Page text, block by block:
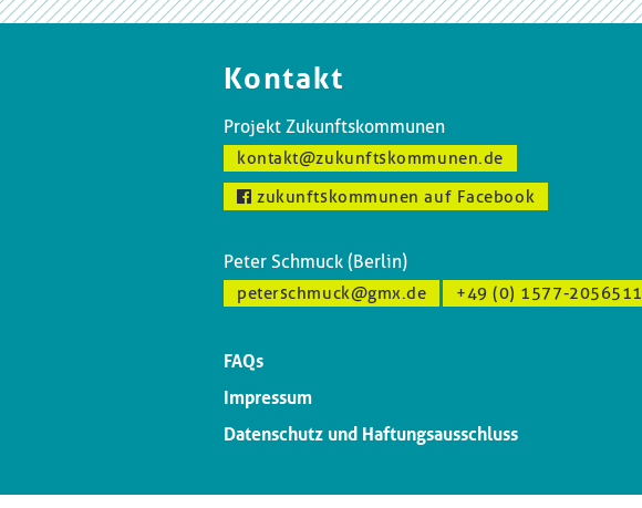
Kontakt
Projekt Zukunftskommunen
kontakt@zukunftskommunen.de
zukunftskommunen auf Facebook
Peter Schmuck (Berlin)
peterschmuck@gmx.de +49 (0) 1577-2056511
FAQs
Impressum
Datenschutz und Haftungsausschluss